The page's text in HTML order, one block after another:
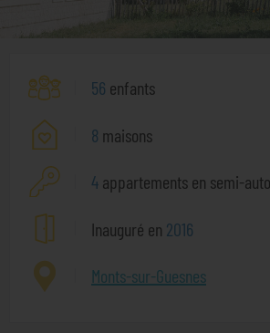
56 enfants
8 maisons
4 appartements en semi-
Inauguré en 2016
Monts-sur-Guesnes